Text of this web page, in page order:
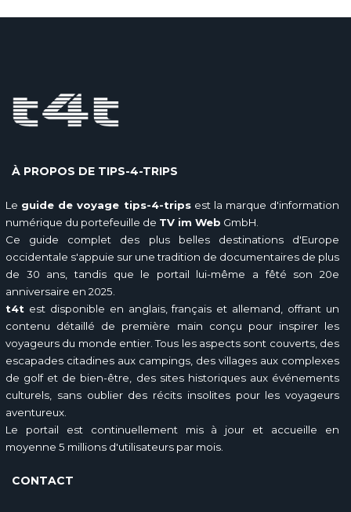
À PROPOS DE TIPS-4-TRIPS
Le guide de voyage tips-4-tripsest la marque d'information
numérique du portefeuille de TV im Web GmbH.
Ce guide complet des plus belles destinations d'Europe
occidentale s'appuie sur une tradition de documentaires de plus
de 30 ans, tandis que le portail lui-même a fêté son 20e
anniversaire en 2025.
t4t est disponible en anglais, français et allemand, offrant un
contenu détaillé de première main conçu pour inspirer les
voyageurs du monde entier. Tous les aspects sont couverts, des
escapades citadines aux campings, des villages aux complexes
de golf et de bien-être, des sites historiques aux événements
culturels, sans oublier des récits insolites pour les voyageurs
aventureux.
Le portail est continuellement mis à jour et accueille en
moyenne 5 millions d'utilisateurs par mois.
CONTACT